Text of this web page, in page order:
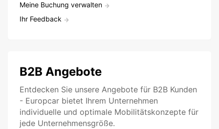
Meine Buchung verwalten
Ihr Feedback
B2B Angebote
Entdecken Sie unsere Angebote für B2B Kunden
- Europcar bietet Ihrem Unternehmen
individuelle und optimale Mobilitätskonzepte für
jede Unternehmensgröße.